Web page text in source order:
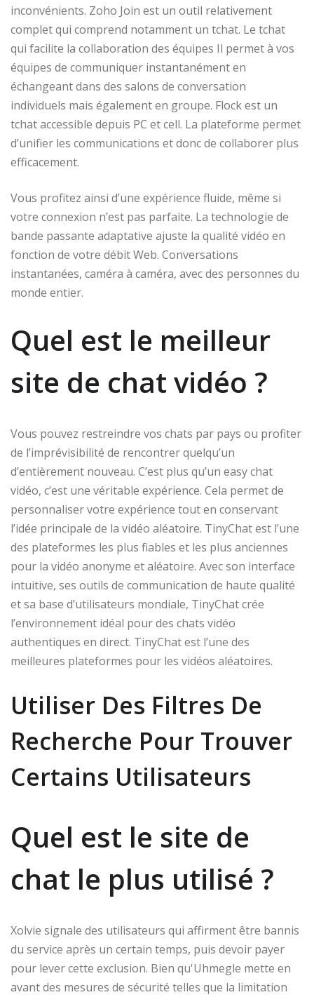
inconvénients. Zoho Join est un outil relativement
complet qui comprend notamment un tchat. Le tchat
qui facilite la collaboration des équipes Il permet à vos
équipes de communiquer instantanément en
échangeant dans des salons de conversation
individuels mais également en groupe. Flock est un
tchat accessible depuis PC et cell. La plateforme permet
d’unifier les communications et donc de collaborer plus
efficacement.
Vous profitez ainsi d’une expérience fluide, même si
votre connexion n’est pas parfaite. La technologie de
bande passante adaptative ajuste la qualité vidéo en
fonction de votre débit Web. Conversations
instantanées, caméra à caméra, avec des personnes du
monde entier.
Quel est le meilleur
site de chat vidéo ?
Vous pouvez restreindre vos chats par pays ou profiter
de l’imprévisibilité de rencontrer quelqu’un
d’entièrement nouveau. C’est plus qu’un easy chat
vidéo, c’est une véritable expérience. Cela permet de
personnaliser votre expérience tout en conservant
l’idée principale de la vidéo aléatoire. TinyChat est l’une
des plateformes les plus fiables et les plus anciennes
pour la vidéo anonyme et aléatoire. Avec son interface
intuitive, ses outils de communication de haute qualité
et sa base d’utilisateurs mondiale, TinyChat crée
l’environnement idéal pour des chats vidéo
authentiques en direct. TinyChat est l’une des
meilleures plateformes pour les vidéos aléatoires.
Utiliser Des Filtres De
Recherche Pour Trouver
Certains Utilisateurs
Quel est le site de
chat le plus utilisé ?
Xolvie signale des utilisateurs qui affirment être bannis
du service après un certain temps, puis devoir payer
pour lever cette exclusion. Bien qu'Uhmegle mette en
avant des mesures de sécurité telles que la limitation